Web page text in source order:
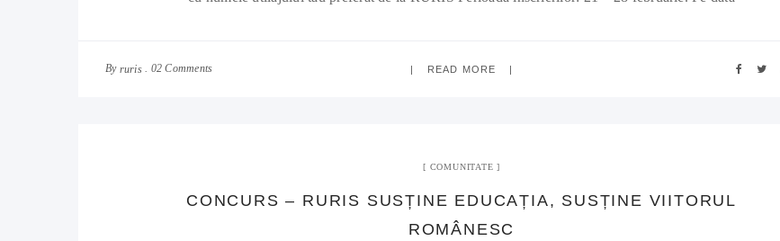
By ruris 02 Comments READ MORE
COMUNITATE
CONCURS – RURIS SUSȚINE EDUCAȚIA, SUSȚINE VIITORUL
ROMÂNESC